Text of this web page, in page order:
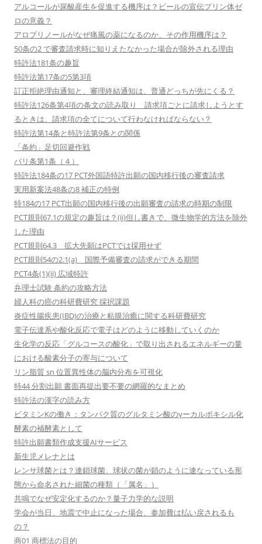
アルコールが尿酸産生を促進する機序は？ビールの宣伝プリン体ゼ
ロの意義？
アロプリノールがなぜ痛風の薬になるのか、その作用機序は？
50条の2 で審査請求時に知りえたなかった場合が除外される理由
特許法181条の趣旨
特許法第17条の5第3項
訂正拒絶理由通知と、審理終結通知は、普通どっちが先にくる？
特許法126条第4項の条文の読み取り 請求項ごとに請求しようとす
るときは、請求項の全てについて行わなければならない？
特許法第14条と特許法第9条との関係
「条約」足切回避作戦
パリ条第1条（４）
特許法184条の17 PCT外国語特許出願の国内移行後の審査請求
実用新案法48条の8 補正の特例
特184の17 PCT出願の国内移行後の出願審査の請求の時期の制限
PCT規則67.1の規定の趣旨は？(ii)但し書きで、微生物学的方法を除外
した理由
PCT規則64.3 拡大先願はPCTでは採用せず
PCT規則54の2.1(a) 国際予備審査の請求ができる期間
PCT4条(1)(ii) 広域特許
弁理士試験 条約の攻略方法
婦人科の癌の科研費研究 採択課題
炎症性腸疾患(IBD)の治療と粘膜治癒に関する科研費研究
電子伝達系や酸化反応で電子はどのように移動していくのか
生化学の反応「グルコースの酸化」で取り出されるエネルギーの量
における酸素分子の寄与について
リン脂質 sn 位置異性体の脳内分布を可視化
特44 分割出願 書面再提出要不要の網羅的なまとめ
特許法の漢字の読み方
ビタミンKの働き：タンパク質のグルタミン酸のγーカルボキシル化
酵素の補酵素として
特許出願書類作成支援AIサービス
新生児メレナとは
レンサ球菌とは？連鎖球菌、球状の菌が鎖のように連なっている形
態から命名された細菌の種類（「属名」）
共鳴でなぜ安定化するのか？量子力学的な説明
学会が当日、地震で中止になった場合、参加費は払い戻されるも
の？
商01 商標法の目的